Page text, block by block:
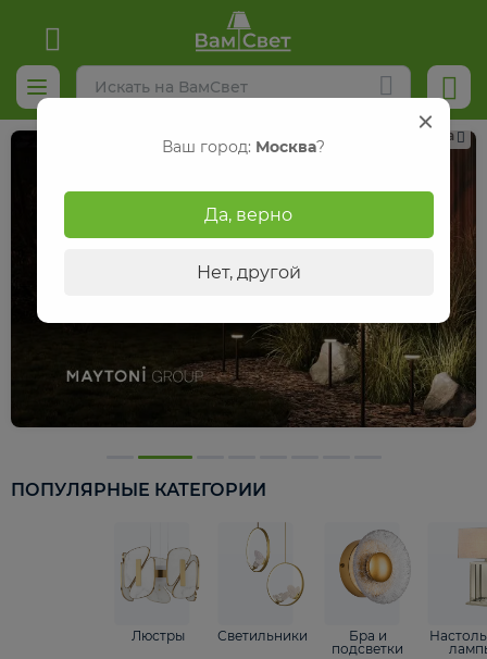
Реклама
ПОПУЛЯРНЫЕ КАТЕГОРИИ
Люстры Светильники
Бра и
подсветки
Ваш город: Москва?
Да, верно
Нет, другой